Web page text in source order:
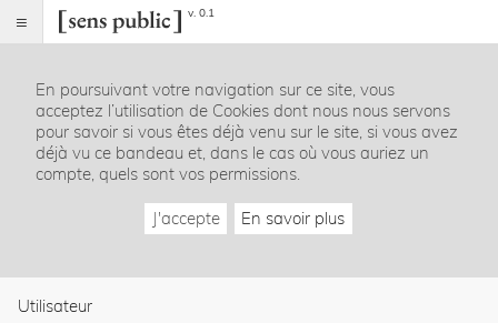
v. 0.1
Index
Rubriques
Essais
En poursuivant votre navigation sur ce site, vous
acceptez l’utilisation de Cookies dont nous nous servons
pour savoir si vous êtes déjà venu sur le site, si vous avez
déjà vu ce bandeau et, dans le cas où vous auriez un
compte, quels sont vos permissions.
J'accepte En savoir plus
Utilisateur